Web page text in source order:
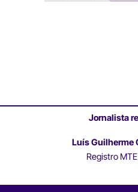
Jornalista
Luís Guilherme
Registro